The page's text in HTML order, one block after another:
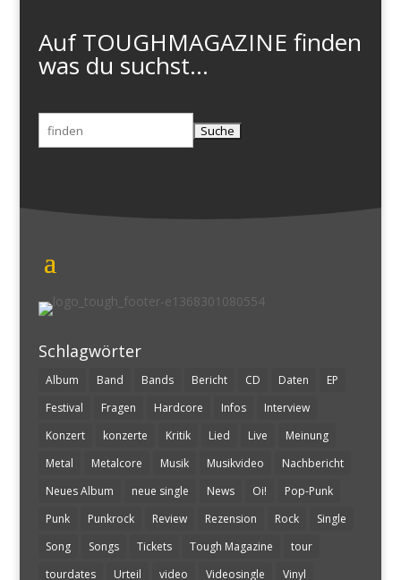
Auf TOUGHMAGAZINE finden
was du suchst...
Suchen
nach:
Schlagwörter
Album Band Bands Bericht CD Daten
EP
Festival
Fragen Hardcore Infos
Interview
Konzert
konzerte Kritik Lied Live
Meinung
Metal
Metalcore Musik Musikvideo
Nachbericht
Neues Album
neue single News Oi!
Pop-Punk
Punk
Punkrock Review Rezension Rock
Single
Song
Songs Tickets Tough Magazine
tour
tourdates
Urteil video Videosingle Vinyl